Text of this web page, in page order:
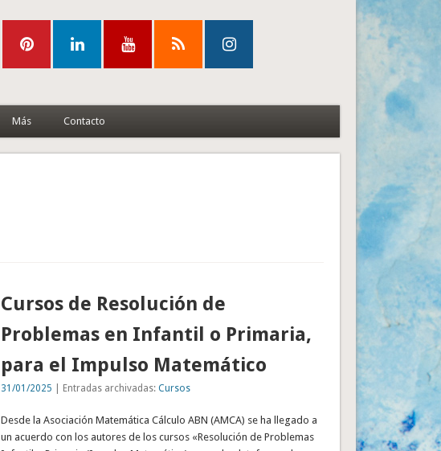
Más Contacto
Cursos de Resolución de
Problemas en Infantil o Primaria,
para el Impulso Matemático
31/01/2025 | Entradas archivadas: Cursos
Desde la Asociación Matemática Cálculo ABN (AMCA) se ha llegado a
un acuerdo con los autores de los cursos «Resolución de Problemas